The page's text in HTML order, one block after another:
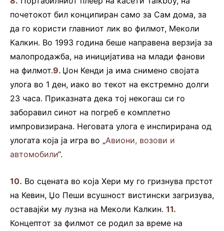
почетокот бил конципиран само за Сам дома, за
да го користи главниот лик во филмот, Меколи
Калкин. Во 1993 година беше направена верзија за
малопродажба, на иницијатива на млади фанови
на филмот.9. Џон Кенди ја има снимено својата
улога во 1 ден, иако во текот на екстремно долги
23 часа. Приказната дека тој некогаш си го
заборавил синот на погреб е комплетно
импровизирана. Неговата улога е инспирирана од
улогата која ја игра во „Авиони, возови и
автомобили“.
10. Во сцената во која Хери му го гризнува прстот
на Кевин, Џо Пеши всушност вистински загризува,
оставајќи му лузна на Меколи Калкин. 11.
Концептот за филмот се родил за време на